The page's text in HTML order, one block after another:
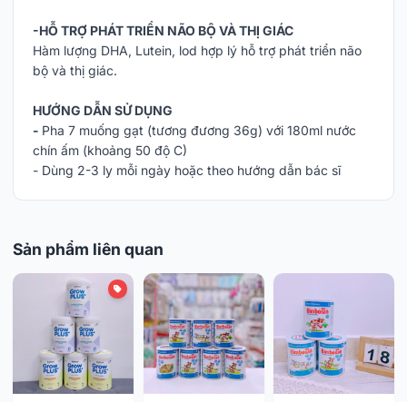
-HỖ TRỢ PHÁT TRIỂN NÃO BỘ VÀ THỊ GIÁC
Hàm lượng DHA, Lutein, lod hợp lý hỗ trợ phát triển não
bộ và thị giác.
HƯỚNG DẪN SỬ DỤNG
- Pha 7 muống gạt (tương đương 36g) với 180ml nước
chín ấm (khoảng 50 độ C)
- Dùng 2-3 ly mỗi ngày hoặc theo hướng dẫn bác sĩ
Sản phẩm liên quan